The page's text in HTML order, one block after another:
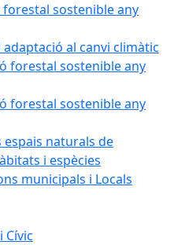
sostenible any
al canvi climàtic
forestal sostenible any
forestal sostenible any
naturals de
i espècies
municipals i Locals
Cívic